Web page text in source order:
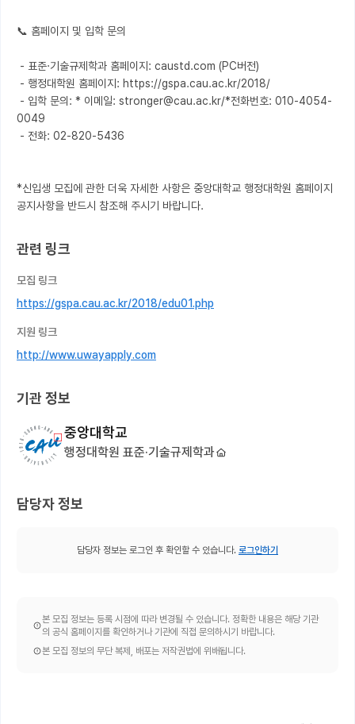
📞 홈페이지 및 입학 문의
0049
*신입생 모집에 관한 더욱 자세한 사항은 중앙대학교 행정대학원 홈페이지
공지사항을 반드시 참조해 주시기 바랍니다.
관련 링크
모집 링크
https://gspa.cau.ac.kr/2018/edu01.php
지원 링크
http://www.uwayapply.com
기관 정보
중앙대학교
행정대학원 표준·기술규제학과
담당자 정보
담당자 정보는 로그인 후 확인할 수 있습니다. 로그인하기
본 모집 정보는 등록 시점에 따라 변경될 수 있습니다. 정확한 내용은 해당 기관
의 공식 홈페이지를 확인하거나 기관에 직접 문의하시기 바랍니다.
본 모집 정보의 무단 복제, 배포는 저작권법에 위배됩니다.